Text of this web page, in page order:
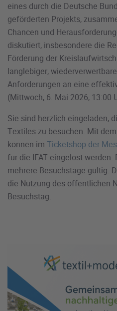
eines durch die Deutsche
geförderten Projekts,
Chancen und
diskutiert, insbesondere die
Förderung der
langlebiger,
Anforderungen an eine
(Mittwoch, 6. Mai 2026, 13:00
Sie sind herzlich eingeladen,
Textiles zu besuchen. Mit dem
können im Ticketshop der
für die IFAT eingelöst werden.
mehrere Besuchstage gültig.
die Nutzung des öffentlichen
Besuchstag.